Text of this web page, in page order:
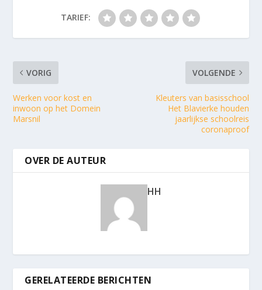
TARIEF:
VORIG
Werken voor kost en
inwoon op het Domein
Marsnil
VOLGENDE
Kleuters van basisschool
Het Blavierke houden
jaarlijkse schoolreis
coronaproof
OVER DE AUTEUR
HH
GERELATEERDE BERICHTEN